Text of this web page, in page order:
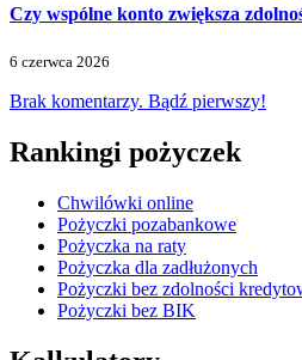
Czy wspólne konto zwiększa
6 czerwca 2026
Brak komentarzy. Bądź pierwszy!
Rankingi pożyczek
Chwilówki online
Pożyczki pozabankowe
Pożyczka na raty
Pożyczka dla zadłużonych
Pożyczki bez zdolności
Pożyczki bez BIK